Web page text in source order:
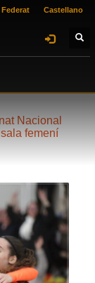
Castellano
Nacional
femení